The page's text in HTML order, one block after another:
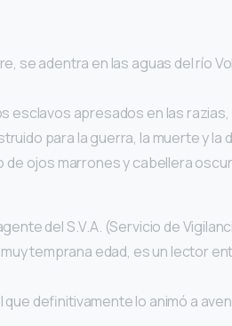
se adentra en las aguas del río
esclavos apresados en las
para la guerra, la muerte y la
de ojos marrones y cabellera
del S.V.A. (Servicio de
temprana edad, es un lector
definitivamente lo animó a